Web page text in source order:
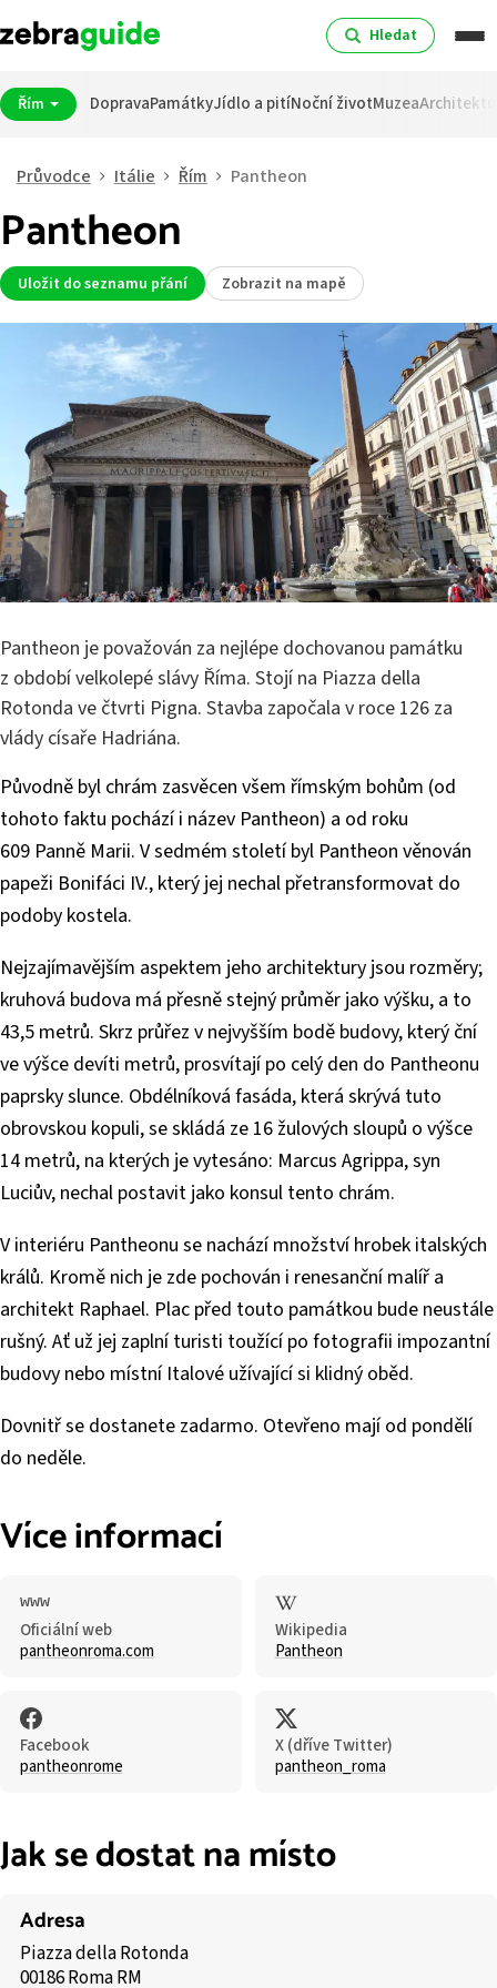
Hledat
Řím DopravaPamátkyJídlo a pitíNoční životMuzea
Průvodce Itálie Řím Pantheon
Pantheon
Uložit do seznamu přání Zobrazit na mapě
Pantheon je považován za nejlépe dochovanou památku
z období velkolepé slávy Říma. Stojí na Piazza della
Rotonda ve čtvrti Pigna. Stavba započala v roce 126 za
vlády císaře Hadriána.
Původně byl chrám zasvěcen všem římským bohům (od
tohoto faktu pochází i název Pantheon) a od roku
609 Panně Marii. V sedmém století byl Pantheon věnován
papeži Bonifáci IV., který jej nechal přetransformovat do
podoby kostela.
Nejzajímavějším aspektem jeho architektury jsou rozměry;
kruhová budova má přesně stejný průměr jako výšku, a to
43,5 metrů. Skrz průřez v nejvyšším bodě budovy, který ční
ve výšce devíti metrů, prosvítají po celý den do Pantheonu
paprsky slunce. Obdélníková fasáda, která skrývá tuto
obrovskou kopuli, se skládá ze 16 žulových sloupů o výšce
14 metrů, na kterých je vytesáno: Marcus Agrippa, syn
Luciův, nechal postavit jako konsul tento chrám.
V interiéru Pantheonu se nachází množství hrobek italských
králů. Kromě nich je zde pochován i renesanční malíř a
architekt Raphael. Plac před touto památkou bude neustále
rušný. Ať už jej zaplní turisti toužící po fotografii impozantní
budovy nebo místní Italové užívající si klidný oběd.
Dovnitř se dostanete zadarmo. Otevřeno mají od pondělí
do neděle.
Více informací
Oficiální web
pantheonroma.com
Wikipedia
Pantheon
Facebook
pantheonrome
X (dříve Twitter)
pantheon_roma
Jak se dostat na místo
Adresa
Piazza della Rotonda
00186 Roma RM